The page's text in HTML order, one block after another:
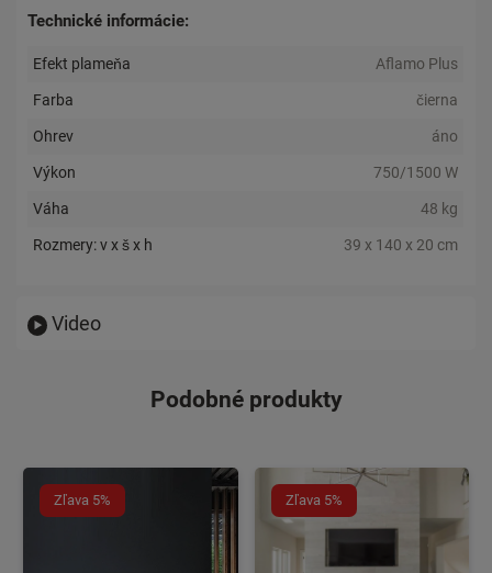
Technické informácie:
Efekt plameňa Aflamo Plus
Farba čierna
Ohrev áno
Výkon 750/1500 W
Váha 48 kg
Rozmery: v x š x h 39 x 140 x 20 cm
Video
Podobné produkty
Zľava 5% Zľava 5%